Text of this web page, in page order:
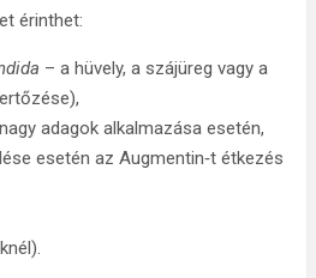
érinthet:
– a hüvely, a szájüreg vagy a
adagok alkalmazása esetén,
esetén az Augmentin‑t étkezés